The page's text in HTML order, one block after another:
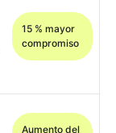
15 % mayor
compromiso
Aumento del